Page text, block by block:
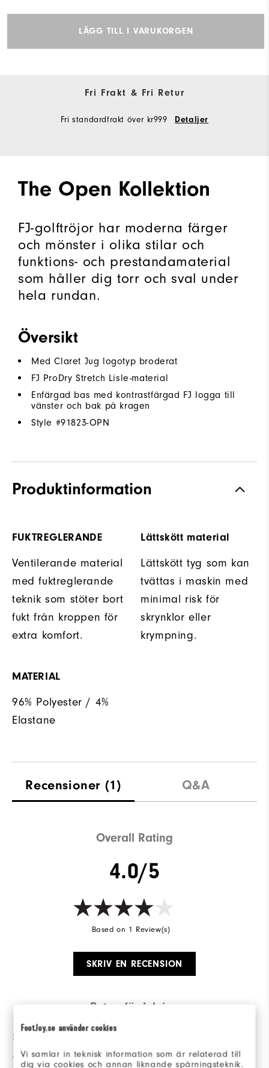
FootJoy.se använder cookies
Vi samlar in teknisk information som är relaterad till
dig via cookies och annan liknande spårningsteknik.
LÄGG TILL I VARUKORGEN
Fri Frakt & Fri Retur
Fri standardfrakt över kr999 Detaljer
The Open Kollektion
FJ-golftröjor har moderna färger
och mönster i olika stilar och
funktions- och prestandamaterial
som håller dig torr och sval under
hela rundan.
Översikt
Med Claret Jug logotyp broderat
FJ ProDry Stretch Lisle-material
Enfärgad bas med kontrastfärgad FJ logga till
vänster och bak på kragen
Style #91823-OPN
Produktinformation
FUKTREGLERANDE
Ventilerande material
med fuktreglerande
teknik som stöter bort
fukt från kroppen för
extra komfort.
Lättskött material
Lättskött tyg som kan
tvättas i maskin med
minimal risk för
skrynklor eller
krympning.
MATERIAL
96% Polyester / 4%
Elastane
Recensioner (1) Q&A
Overall Rating
4.0/5
Based on 1 Review(s)
SKRIV EN RECENSION
Betygsfördelning
5 stjärnor
4 stjärnor